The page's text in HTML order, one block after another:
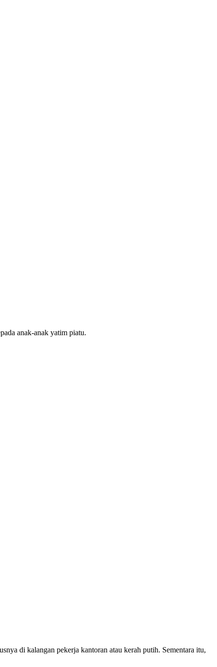
anak-anak yatim piatu.
di kalangan pekerja kantoran atau kerah putih. Sementara itu,